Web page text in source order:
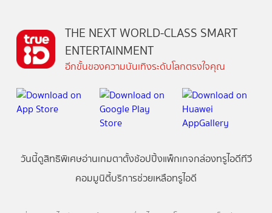
THE NEXT WORLD-CLASS SMART
ENTERTAINMENT
อีกขั้นของความบันเทิงระดับโลกตรงใจคุณ
วันนี้ดูสิทธิพิเศษอ่านเกมตาตั้งช้อปปิ้งแพ็กเกจกล่องทรูไอดีทีวี
คอมมูนิตี้บริการช่วยเหลือทรูไอดี